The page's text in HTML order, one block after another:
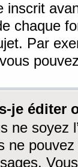
inscrit
chaque
Par
je éditer
ne soyez
ne